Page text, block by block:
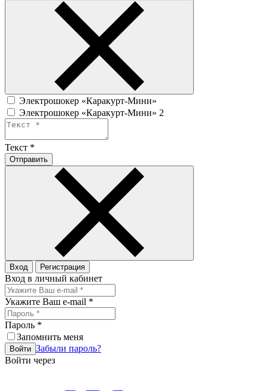
Электрошокер «Каракурт-Мини»
Электрошокер «Каракурт-Мини» 2
Текст *
Отправить
Вход Регистрация
Вход в личный кабинет
Укажите Ваш e-mail *
Пароль *
Запомнить меня
Войти Забыли пароль?
Войти через